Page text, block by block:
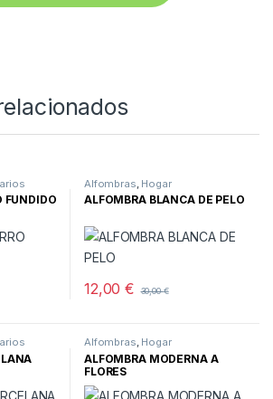
FUNDIDO
Alfombras Hogar
ALFOMBRA BLANCA DE PELO
12,00€ 30,00€
Alfombras, Hogar
ALFOMBRA MODERNA A
FLORES